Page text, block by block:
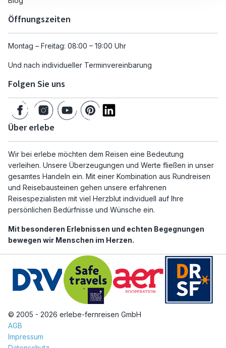
Öffnungszeiten
Montag – Freitag: 08:00 – 19:00 Uhr
Und nach individueller Terminvereinbarung
Folgen Sie uns
Über erlebe
Wir bei erlebe möchten dem Reisen eine Bedeutung
verleihen. Unsere Überzeugungen und Werte fließen in unser
gesamtes Handeln ein. Mit einer Kombination aus Rundreisen
und Reisebausteinen gehen unsere erfahrenen
Reisespezialisten mit viel Herzblut individuell auf Ihre
persönlichen Bedürfnisse und Wünsche ein.
Mit besonderen Erlebnissen und echten Begegnungen
bewegen wir Menschen im Herzen.
© 2005 - 2026 erlebe-fernreisen GmbH
AGB
Impressum